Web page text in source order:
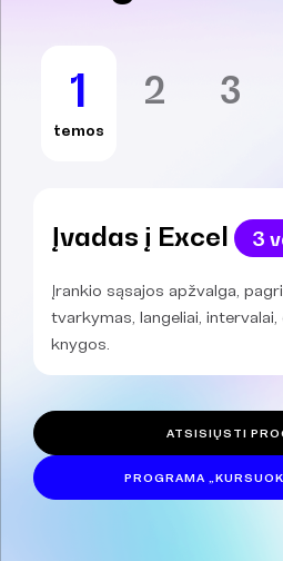
1
temos
2 3
Įvadas į Excel 3
Įrankio sąsajos apžvalga,
tvarkymas, langeliai,
knygos.
ATSISIŲSTI
PROGRAMA